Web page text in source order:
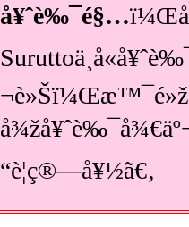
å¥ˆè‰¯é§…
“è¦ç®—å¥½ã€‚